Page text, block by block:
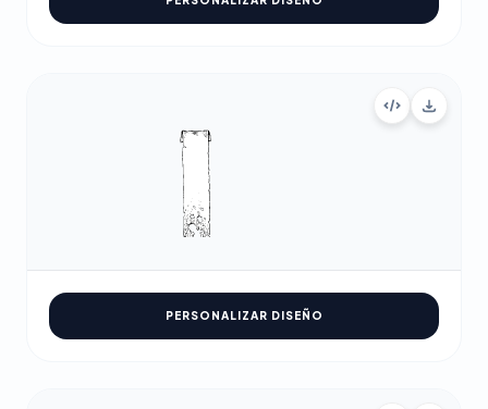
PERSONALIZAR DISEÑO